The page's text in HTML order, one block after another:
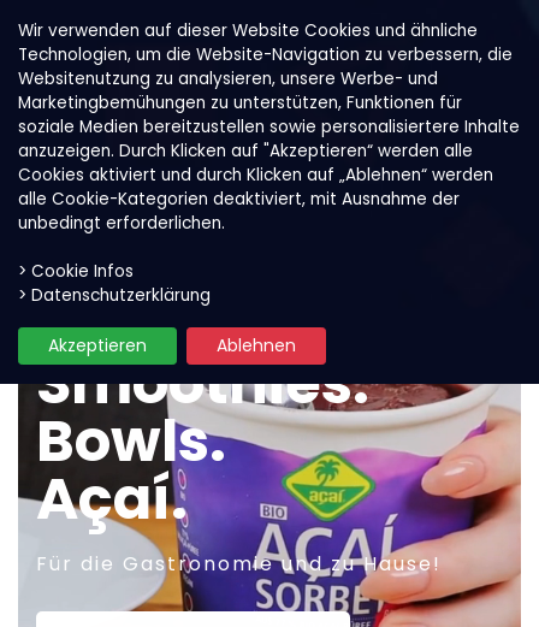
Wir verwenden auf dieser Website Cookies und ähnliche
Technologien, um die Website-Navigation zu verbessern, die
Websitenutzung zu analysieren, unsere Werbe- und
Marketingbemühungen zu unterstützen, Funktionen für
soziale Medien bereitzustellen sowie personalisiertere Inhalte
anzuzeigen. Durch Klicken auf "Akzeptieren“ werden alle
Cookies aktiviert und durch Klicken auf „Ablehnen“ werden
alle Cookie-Kategorien deaktiviert, mit Ausnahme der
unbedingt erforderlichen.
> Cookie Infos
> Datenschutzerklärung
Ablehnen
Akzeptieren
Smoothies.
Bowls.
Açaí.
Für die Gastronomie und zu Hause!